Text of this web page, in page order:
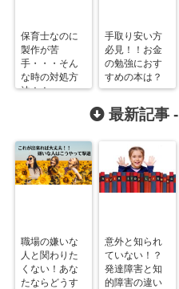
保育士なのに
製作が苦
手・・・そん
な時の対処方
法！！
手取り安い方
必見！！お金
の勉強におす
すめの本は？
最新記事 -
職場の嫌いな
人と関わりた
くない！あな
たならどうす
意外と知られ
ていない！？
発達障害と知
的障害の違い